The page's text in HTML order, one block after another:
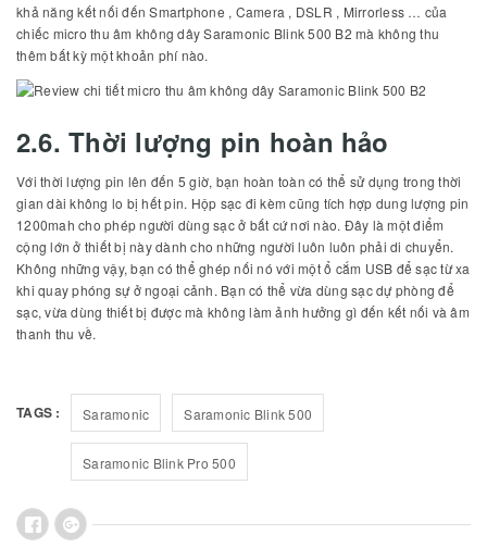
khả năng kết nối đến Smartphone , Camera , DSLR , Mirrorless … của
chiếc micro thu âm không dây Saramonic Blink 500 B2 mà không thu
thêm bất kỳ một khoản phí nào.
2.6. Thời lượng pin hoàn hảo
Với thời lượng pin lên đến 5 giờ, bạn hoàn toàn có thể sử dụng trong thời
gian dài không lo bị hết pin. Hộp sạc đi kèm cũng tích hợp dung lượng pin
1200mah cho phép người dùng sạc ở bất cứ nơi nào. Đây là một điểm
cộng lớn ở thiết bị này dành cho những người luôn luôn phải di chuyển.
Không những vậy, bạn có thể ghép nối nó với một ổ cắm USB để sạc từ xa
khi quay phóng sự ở ngoại cảnh. Bạn có thể vừa dùng sạc dự phòng để
sạc, vừa dùng thiết bị được mà không làm ảnh hưởng gì đến kết nối và âm
thanh thu về.
TAGS : Saramonic Saramonic Blink 500
Saramonic Blink Pro 500